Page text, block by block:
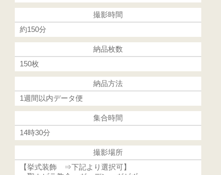
撮影時間
約150分
納品枚数
150枚
納品方法
1週間以内データ便
集合時間
14時30分
撮影場所
【挙式装飾 ⇒下記より選択可】